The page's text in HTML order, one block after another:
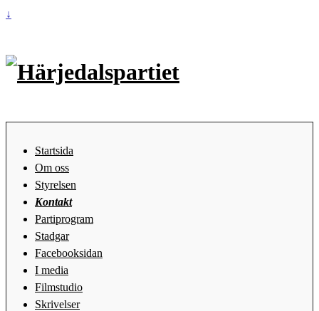
↓
Startsida
Om oss
Styrelsen
Kontakt
Partiprogram
Stadgar
Facebooksidan
I media
Filmstudio
Skrivelser